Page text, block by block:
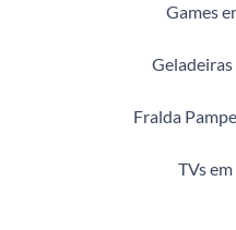
Games
Fralda
TVs